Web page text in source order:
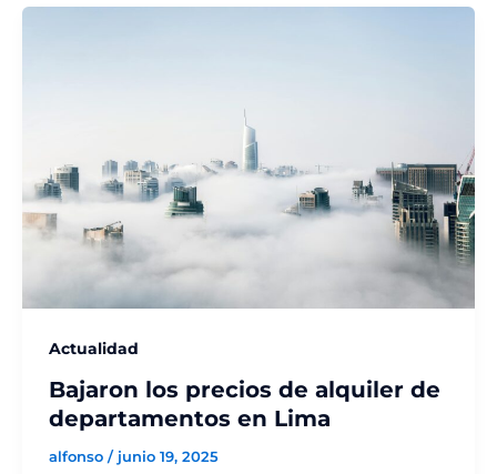
Actualidad
Bajaron los precios de alquiler de
departamentos en Lima
alfonso / junio 19, 2025